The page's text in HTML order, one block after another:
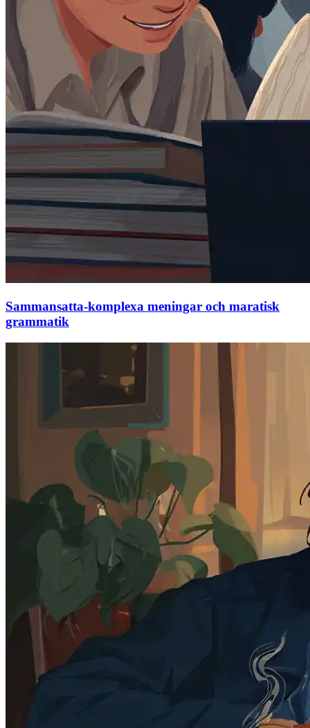
Sammansatta-komplexa meningar och maratisk
grammatik